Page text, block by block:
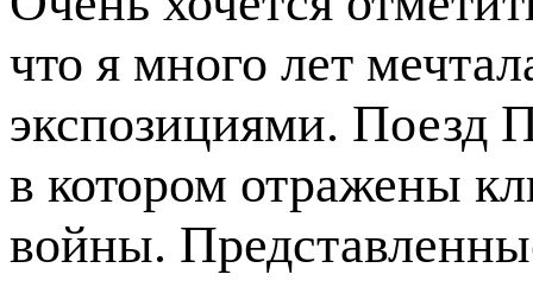
что я много лет
экспозициями. Поезд
в котором отражены
войны.